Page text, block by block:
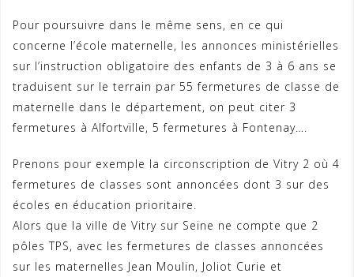
Pour poursuivre dans le même sens, en ce qui
concerne l’école maternelle, les annonces ministérielles
sur l’instruction obligatoire des enfants de 3 à 6 ans se
traduisent sur le terrain par 55 fermetures de classe de
maternelle dans le département, on peut citer 3
fermetures à Alfortville, 5 fermetures à Fontenay….
Prenons pour exemple la circonscription de Vitry 2 où 4
fermetures de classes sont annoncées dont 3 sur des
écoles en éducation prioritaire.
Alors que la ville de Vitry sur Seine ne compte que 2
pôles TPS, avec les fermetures de classes annoncées
sur les maternelles Jean Moulin, Joliot Curie et